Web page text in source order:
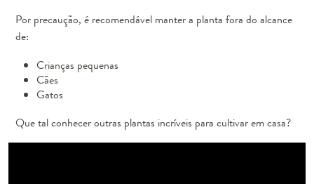
Por precaução, é recomendável manter a planta fora do alcance
de:
Crianças pequenas
Cães
Gatos
Que tal conhecer outras plantas incríveis para cultivar em casa?